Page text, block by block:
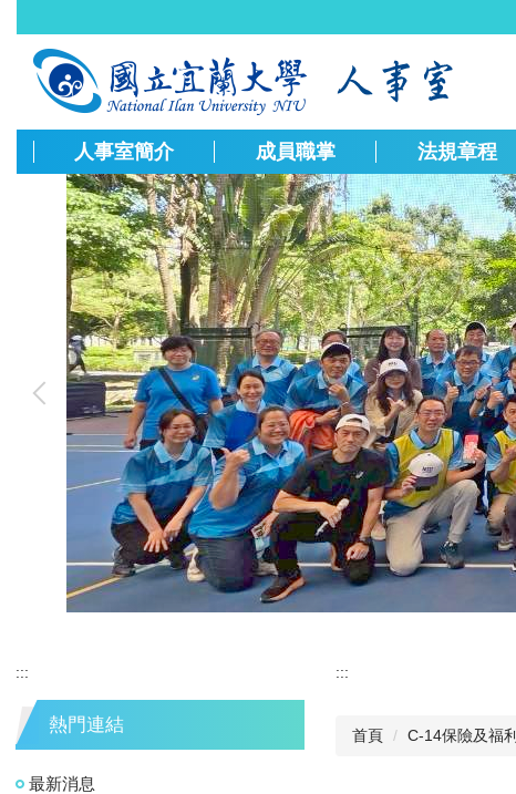
到
容
人事室簡介 成員職掌 法規章程
:::
熱門連結
最新消息
:::
首頁 C-14保險及福利